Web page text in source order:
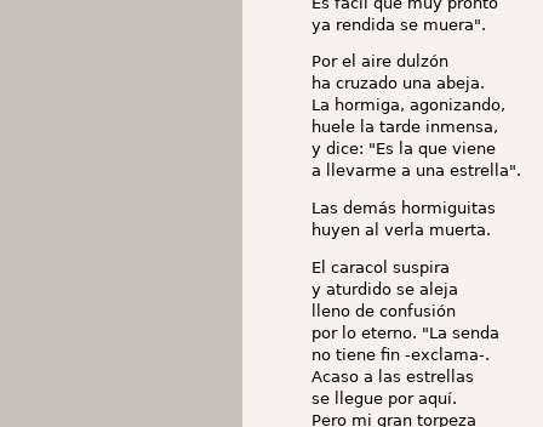
ya rendida se muera".
Por el aire dulzón
ha cruzado una abeja.
La hormiga, agonizando,
huele la tarde inmensa,
y dice: "Es la que viene
a llevarme a una estrella".
Las demás hormiguitas
huyen al verla muerta.
El caracol suspira
y aturdido se aleja
lleno de confusión
por lo eterno. "La senda
no tiene fin -exclama-.
Acaso a las estrellas
se llegue por aquí.
Pero mi gran torpeza